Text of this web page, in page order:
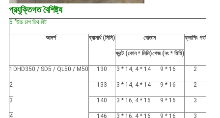
প্রযুক্তিগত বৈশিষ্ট্য
5 "উচ্চ চাপ ডিথ বিট
আদর্শ ব্যাসার্ধ (মিমি) বোতাম ফ্লাশিং গর্ত
ফ্রন্ট (কোন * মিমি)গেজ (নং * মিমি)
1 DHD350 / SD5 / QL50 / M50 130 3 * 14, 4 * 14 9 * 16 2
2 133 3 * 14, 4 * 14 9 * 16 2
3 140 3 * 16, 4 * 16 9 * 16 3
4 146 3 * 16, 4 * 16 9 * 16 3